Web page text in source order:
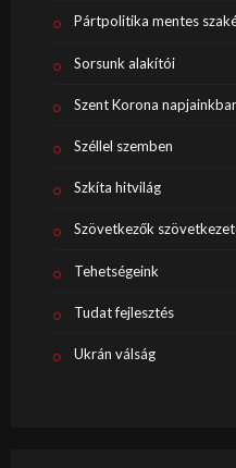
Pártpolitika mentes
Sorsunk alakítói
Szent Korona
Széllel szemben
Szkíta hitvilág
Szövetkezők
Tehetségeink
Tudat fejlesztés
Ukrán válság